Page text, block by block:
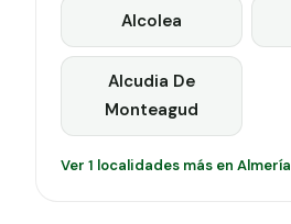
Alcolea
Alcudia De
Monteagud
Ver 1 localidades más en Almería